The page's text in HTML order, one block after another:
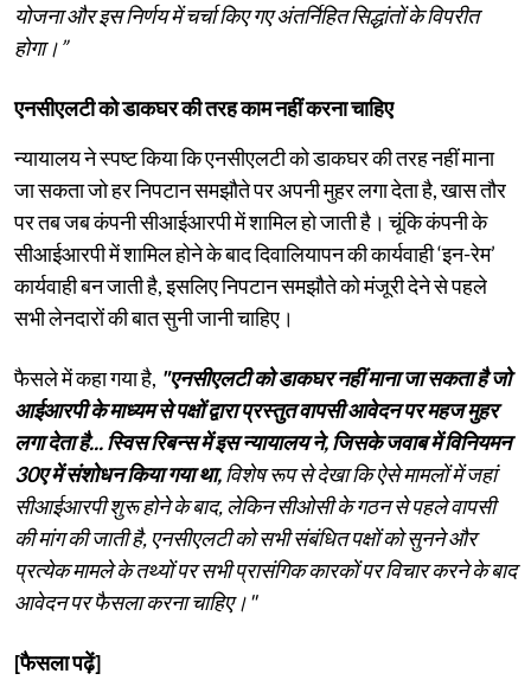
योजना और इस निर्णय में चर्चा किए गए अंतर्निहित सिद्धांतों के विपरीत
होगा।”
एनसीएलटी को डाकघर की तरह काम नहीं करना चाहिए
न्यायालय ने स्पष्ट किया कि एनसीएलटी को डाकघर की तरह नहीं माना
जा सकता जो हर निपटान समझौते पर अपनी मुहर लगा देता है, खास तौर
पर तब जब कंपनी सीआईआरपी में शामिल हो जाती है। चूंकि कंपनी के
सीआईआरपी में शामिल होने के बाद दिवालियापन की कार्यवाही ‘इन-रेम’
कार्यवाही बन जाती है, इसलिए निपटान समझौते को मंजूरी देने से पहले
सभी लेनदारों की बात सुनी जानी चाहिए।
फैसले में कहा गया है, "एनसीएलटी को डाकघर नहीं माना जा सकता है जो
आईआरपी के माध्यम से पक्षों द्वारा प्रस्तुत वापसी आवेदन पर महज मुहर
लगा देता है... स्विस रिबन्स में इस न्यायालय ने, जिसके जवाब में विनियमन
30ए में संशोधन किया गया था,विशेष रूप से देखा कि ऐसे मामलों में जहां
सीआईआरपी शुरू होने के बाद, लेकिन सीओसी के गठन से पहले वापसी
की मांग की जाती है, एनसीएलटी को सभी संबंधित पक्षों को सुनने और
प्रत्येक मामले के तथ्यों पर सभी प्रासंगिक कारकों पर विचार करने के बाद
आवेदन पर फैसला करना चाहिए।"
[फैसला पढ़ें]